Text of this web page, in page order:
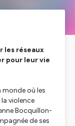
les réseaux
pour leur vie
où les
violence
Bocquillon-
de ses